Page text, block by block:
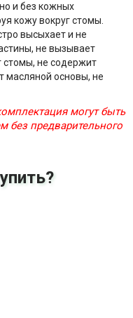
и без кожных
кожу вокруг стомы.
высыхает и не
не вызывает
стомы, не содержит
масляной основы, не
могут быть
без предварительного